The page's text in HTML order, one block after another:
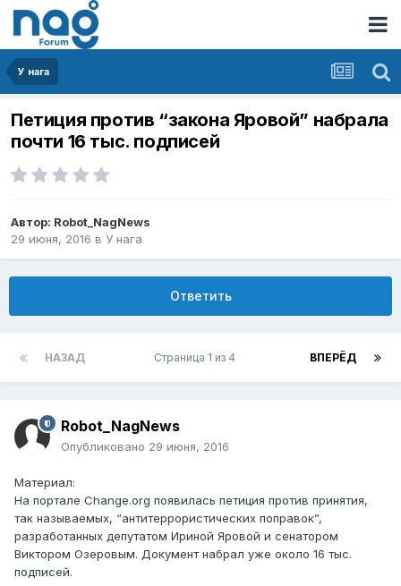
У нага
Петиция против “закона Яровой” набрала
почти 16 тыс. подписей
Автор: Robot_NagNews
29 июня, 2016 в У нага
Ответить
НАЗАД ВПЕРЁД
Страница 1 из 4
Robot_NagNews
Опубликовано 29 июня, 2016
Материал:
На портале Change.org появилась петиция против принятия,
так называемых, “антитеррористических поправок”,
разработанных депутатом Ириной Яровой и сенатором
Виктором Озеровым. Документ набрал уже около 16 тыс.
подписей.